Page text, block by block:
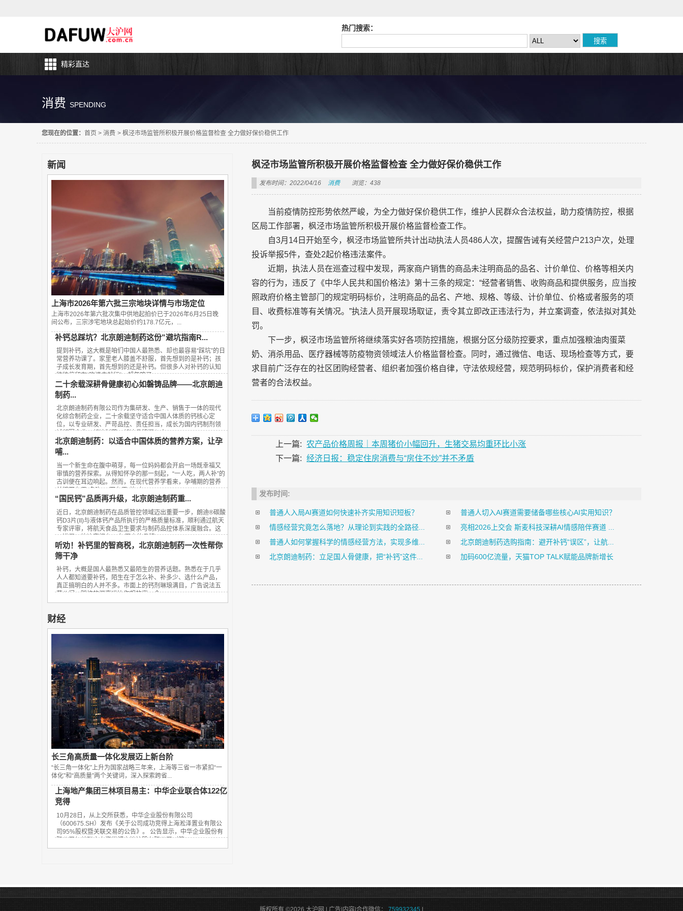
热门搜索：
精彩直达
消费 SPENDING
您现在的位置： 首页 > 消费 > 枫泾市场监管所积极开展价格监督检查 全力做好保价稳供工作
新闻
上海市2026年第六批三宗地块详情与市场定位
上海市2026年第六批次集中供地起拍价已于2026年6月25日晚
间公布，‌三宗涉宅地块总起始价约178.7亿元‌，...
补钙总踩坑？北京朗迪制药这份”避坑指南R...
提到补钙，这大概是咱们中国人最熟悉、却也最容易“踩坑”的日
常营养功课了。家里老人膝盖不舒服，首先想到的是补钙；孩
子成长发育期，首先想到的还是补钙。但很多人对补钙的认知
往往停留在“吃进去就行”，却忽略了...
二十余载深耕骨健康初心如磐铸品牌——北京朗迪
制药...
北京朗迪制药有限公司作为集研发、生产、销售于一体的现代
化综合制药企业，二十余载坚守适合中国人体质的钙核心定
位，以专业研发、严苛品控、责任担当，成长为国内钙制剂领
域领军企业，朗迪制药、朗迪品牌深入人...
北京朗迪制药：以适合中国体质的营养方案，让孕
哺...
当一个新生命在腹中萌芽，每一位妈妈都会开启一场既幸福又
审慎的营养探索。从得知怀孕的那一刻起，“一人吃，两人补”的
古训便在耳边响起。然而，在现代营养学看来，孕哺期的营养
关键不在于“多吃”，而在于“补对”。...
“国民钙”品质再升级，北京朗迪制药重...
近日，北京朗迪制药在品质管控领域迈出重要一步，朗迪®碳酸
钙D3片(II)与液体钙产品所执行的严格质量标准，顺利通过航天
专家评审，将航天食品卫生要求与制药品控体系深度融合。这
一进展，让这家拥有23年历史的品牌...
听劝！补钙里的智商税，北京朗迪制药一次性帮你
筛干净
补钙，大概是国人最熟悉又最陌生的营养话题。熟悉在于几乎
人人都知道要补钙，陌生在于怎么补、补多少、选什么产品，
真正搞明白的人并不多。市面上的钙剂琳琅满目，广告说法五
花八门，踩坑的概率远比你想的高。今...
财经
长三角高质量一体化发展迈上新台阶
“长三角一体化”上升为国家战略三年来，上海等三省一市紧扣“一
体化”和“高质量”两个关键词，深入探索跨省...
上海地产集团三林项目易主：中华企业联合体122亿
竞得
10月28日，从上交所获悉，中华企业股份有限公司
（600675.SH）发布《关于公司成功竞得上海淞泽置业有限公
司95%股权暨关联交易的公告》。 公告显示，中华企业股份有
限公司与关联方上海世博土地控股有限公司（简...
枫泾市场监管所积极开展价格监督检查 全力做好保价稳供工作
发布时间：2022/04/16 消费 浏览：438
当前疫情防控形势依然严峻，为全力做好保价稳供工作，维护人民群众合法权益，助力疫情防控，根据
区局工作部署，枫泾市场监管所积极开展价格监督检查工作。
自3月14日开始至今，枫泾市场监管所共计出动执法人员486人次，提醒告诫有关经营户213户次，处理
投诉举报5件，查处2起价格违法案件。
近期，执法人员在巡查过程中发现，两家商户销售的商品未注明商品的品名、计价单位、价格等相关内
容的行为，违反了《中华人民共和国价格法》第十三条的规定：“经营者销售、收购商品和提供服务，应当按
照政府价格主管部门的规定明码标价，注明商品的品名、产地、规格、等级、计价单位、价格或者服务的项
目、收费标准等有关情况。”执法人员开展现场取证，责令其立即改正违法行为，并立案调查，依法拟对其处
罚。
下一步，枫泾市场监管所将继续落实好各项防控措施，根据分区分级防控要求，重点加强粮油肉蛋菜
奶、消杀用品、医疗器械等防疫物资领域法人价格监督检查。同时，通过微信、电话、现场检查等方式，要
求目前广泛存在的社区团购经营者、组织者加强价格自律，守法依规经营，规范明码标价，保护消费者和经
营者的合法权益。
上一篇:
农产品价格周报｜本周猪价小幅回升，生猪交易均重环比小涨
下一篇:
经济日报：稳定住房消费与“房住不炒”并不矛盾
发布时间:
普通人入局AI赛道如何快速补齐实用知识短板？
普通人切入AI赛道需要储备哪些核心AI实用知识？
情感经营究竟怎么落地？从理论到实践的全路径...
亮相2026上交会 斯麦科技深耕AI情感陪伴赛道 ...
普通人如何掌握科学的情感经营方法，实现多维...
北京朗迪制药选购指南：避开补钙“误区”，让航...
北京朗迪制药：立足国人骨健康，把“补钙”这件...
加码600亿流量，天猫TOP TALK赋能品牌新增长